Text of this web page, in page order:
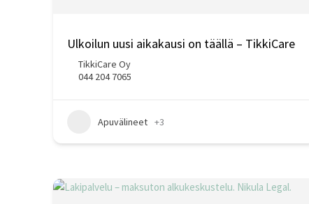
Ulkoilun uusi aikakausi on täällä – TikkiCare
TikkiCare Oy
044 204 7065
Apuvälineet +3